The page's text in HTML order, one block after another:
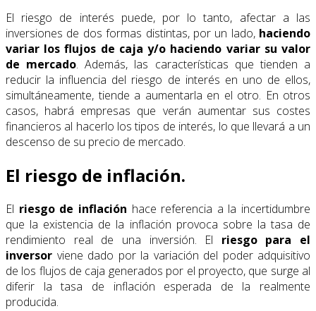
El riesgo de interés puede, por lo tanto, afectar a las
inversiones de dos formas distintas, por un lado, haciendo
variar los flujos de caja y/o haciendo variar su valor
de mercado. Además, las características que tienden a
reducir la influencia del riesgo de interés en uno de ellos,
simultáneamente, tiende a aumentarla en el otro. En otros
casos, habrá empresas que verán aumentar sus costes
financieros al hacerlo los tipos de interés, lo que llevará a un
descenso de su precio de mercado.
El riesgo de inflación.
El riesgo de inflación hace referencia a la incertidumbre
que la existencia de la inflación provoca sobre la tasa de
rendimiento real de una inversión. El riesgo para el
inversor viene dado por la variación del poder adquisitivo
de los flujos de caja generados por el proyecto, que surge al
diferir la tasa de inflación esperada de la realmente
producida.